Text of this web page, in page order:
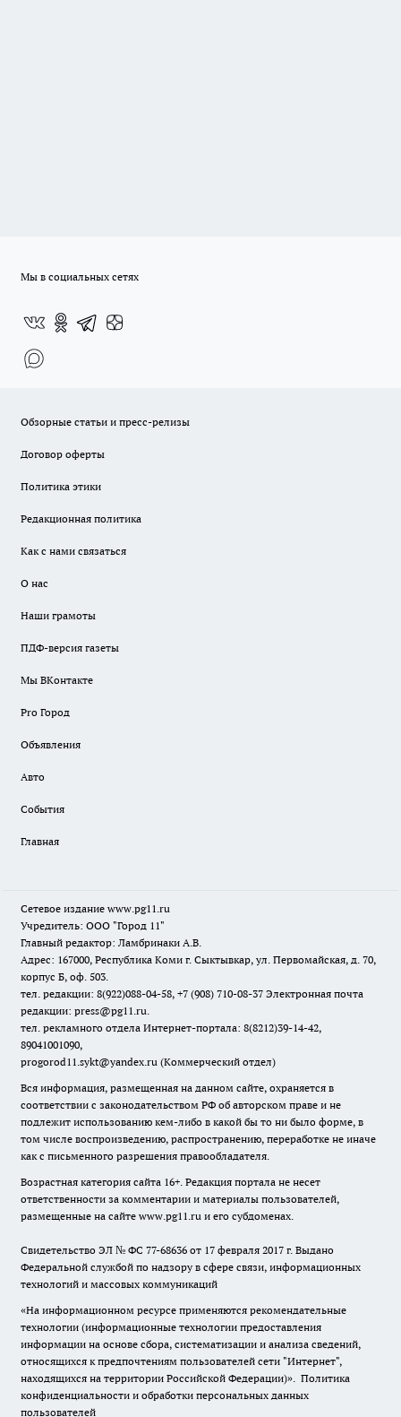
Мы в социальных сетях
Обзорные статьи и пресс-релизы
Договор оферты
Политика этики
Редакционная политика
Как с нами связаться
О нас
Наши грамоты
ПДФ-версия газеты
Мы ВКонтакте
Pro Город
Объявления
Авто
События
Главная
Сетевое издание www.pg11.ru
Учредитель: ООО "Город 11"
Главный редактор: Ламбринаки А.В.
Адрес: 167000, Республика Коми г. Сыктывкар, ул. Первомайская, д. 70,
корпус Б, оф. 503.
тел. редакции: 8(922)088-04-58, +7 (908) 710-08-37 Электронная почта
редакции: press@pg11.ru.
тел. рекламного отдела Интернет-портала: 8(8212)39-14-42,
89041001090,
progorod11.sykt@yandex.ru (Коммерческий отдел)
Вся информация, размещенная на данном сайте, охраняется в
соответствии с законодательством РФ об авторском праве и не
подлежит использованию кем-либо в какой бы то ни было форме, в
том числе воспроизведению, распространению, переработке не иначе
как с письменного разрешения правообладателя.
Возрастная категория сайта 16+. Редакция портала не несет
ответственности за комментарии и материалы пользователей,
размещенные на сайте www.pg11.ru и его субдоменах.
Свидетельство ЭЛ № ФС 77-68636 от 17 февраля 2017 г. Выдано
Федеральной службой по надзору в сфере связи, информационных
технологий и массовых коммуникаций
«На информационном ресурсе применяются рекомендательные
технологии (информационные технологии предоставления
информации на основе сбора, систематизации и анализа сведений,
относящихся к предпочтениям пользователей сети "Интернет",
находящихся на территории Российской Федерации)». Политика
конфиденциальности и обработки персональных данных
пользователей